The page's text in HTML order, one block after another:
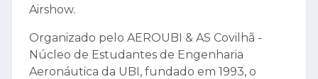
Airshow.
Organizado pelo AEROUBI & AS Covilhã -
Núcleo de Estudantes de Engenharia
Aeronáutica da UBI, fundado em 1993, o